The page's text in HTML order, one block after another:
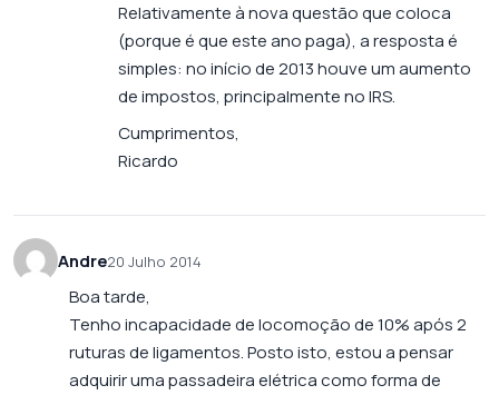
Relativamente à nova questão que coloca
(porque é que este ano paga), a resposta é
simples: no início de 2013 houve um aumento
de impostos, principalmente no IRS.
Cumprimentos,
Ricardo
Andre20 Julho 2014
Boa tarde,
Tenho incapacidade de locomoção de 10% após 2
ruturas de ligamentos. Posto isto, estou a pensar
adquirir uma passadeira elétrica como forma de